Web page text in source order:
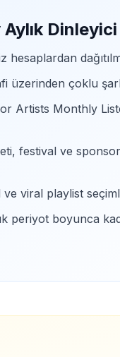
hesaplardan
üzerinden çoklu
Artists Monthly
festival ve
ve viral playlist
periyot boyunca